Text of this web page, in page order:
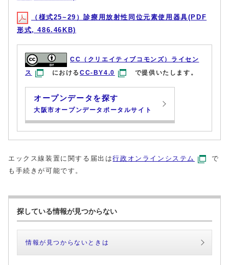
（様式25~29）診療用放射性同位元素使用器具(PDF
形式, 486.46KB)
CC（クリエイティブコモンズ）ライセン
ス
におけるCC-BY4.0 で提供いたします。
オープンデータを探す
大阪市オープンデータポータルサイト
エックス線装置に関する届出は行政オンラインシステム
で
も手続きが可能です。
探している情報が見つからない
情報が見つからないときは